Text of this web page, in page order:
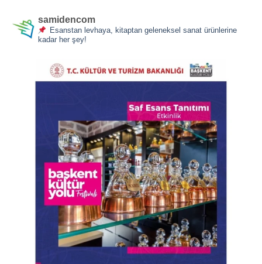
samidencom
Esanstan levhaya, kitaptan geleneksel sanat ürünlerine
kadar her şey!